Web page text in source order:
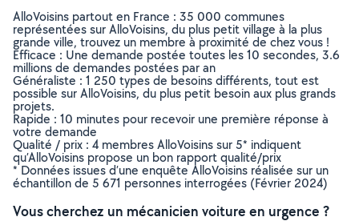
AlloVoisins partout en France : 35 000 communes
représentées sur AlloVoisins, du plus petit village à la plus
grande ville, trouvez un membre à proximité de chez vous !
Efficace : Une demande postée toutes les 10 secondes, 3.6
millions de demandes postées par an
Généraliste : 1 250 types de besoins différents, tout est
possible sur AlloVoisins, du plus petit besoin aux plus grands
projets.
Rapide : 10 minutes pour recevoir une première réponse à
votre demande
Qualité / prix : 4 membres AlloVoisins sur 5* indiquent
qu’AlloVoisins propose un bon rapport qualité/prix
* Données issues d’une enquête AlloVoisins réalisée sur un
échantillon de 5 671 personnes interrogées (Février 2024)
Vous cherchez un mécanicien voiture en urgence ?